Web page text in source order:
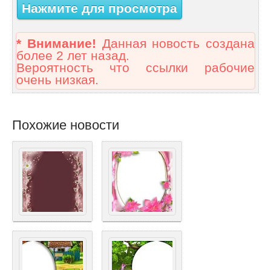
Нажмите для просмотра
* Внимание! Данная новость создана
более 2 лет назад.
Вероятность что ссылки рабочие
очень низкая.
Похожие новости